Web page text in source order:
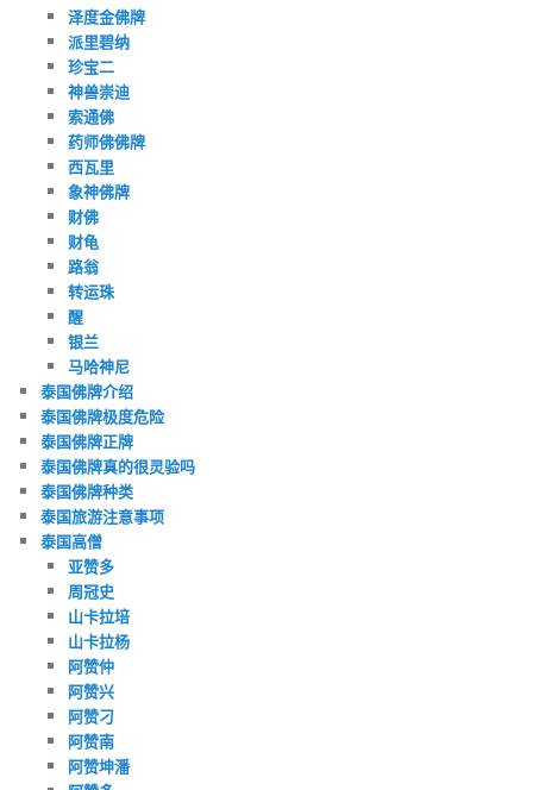
泽度金佛牌
派里碧纳
珍宝二
神兽崇迪
索通佛
药师佛佛牌
西瓦里
象神佛牌
财佛
财龟
路翁
转运珠
醒
银兰
马哈神尼
泰国佛牌介绍
泰国佛牌极度危险
泰国佛牌正牌
泰国佛牌真的很灵验吗
泰国佛牌种类
泰国旅游注意事项
泰国高僧
亚赞多
周冠史
山卡拉培
山卡拉杨
阿赞仲
阿赞兴
阿赞刁
阿赞南
阿赞坤潘